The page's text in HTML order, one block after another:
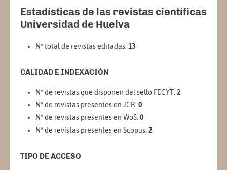
Estadísticas de las revistas científicas
Universidad de Huelva
Nº total de revistas editadas: 13
CALIDAD E INDEXACIÓN
Nº de revistas que disponen del sello FECYT: 2
Nº de revistas presentes en JCR: 0
Nº de revistas presentes en WoS: 0
Nº de revistas presentes en Scopus: 2
TIPO DE ACCESO